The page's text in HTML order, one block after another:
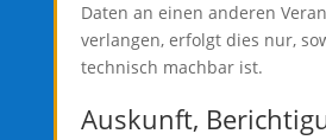
Daten an einen anderen
verlangen, erfolgt dies nur,
technisch machbar ist.
Auskunft,